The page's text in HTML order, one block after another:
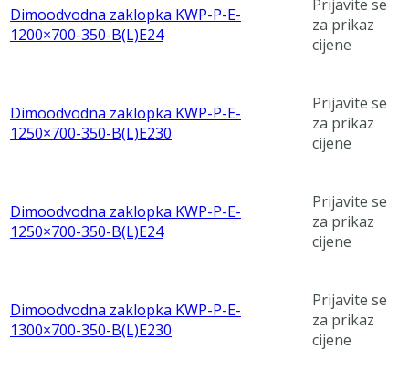
Dimoodvodna zaklopka KWP-P-E-
1200×700-350-B(L)E24
Prijavite se
za prikaz
cijene
Dimoodvodna zaklopka KWP-P-E-
1250×700-350-B(L)E230
Prijavite se
za prikaz
cijene
Dimoodvodna zaklopka KWP-P-E-
1250×700-350-B(L)E24
Prijavite se
za prikaz
cijene
Dimoodvodna zaklopka KWP-P-E-
1300×700-350-B(L)E230
Prijavite se
za prikaz
cijene